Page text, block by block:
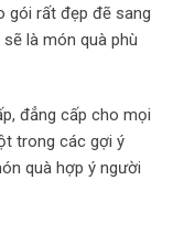
gói rất đẹp đẽ sang
là món quà phù
đẳng cấp cho mọi
trong các gợi ý
quà hợp ý người